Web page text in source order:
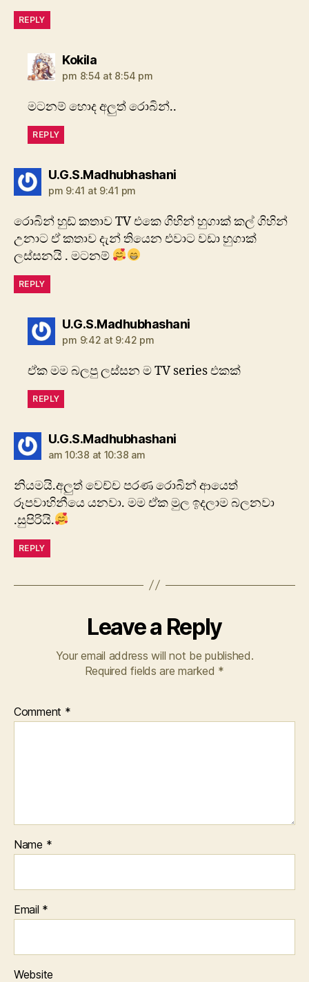
REPLY
Kokilasays:
pm 8:54 at 8:54 pm
මටනම් හොද අලුත් රොබින්..
REPLY
U.G.S.Madhubhashanisays:
pm 9:41 at 9:41 pm
රොබින් හුඩ් කතාව TV එකෙ ගිහින් හුගාක් කල් ගිහින්
උනාට ඒ කතාව දැන් තියෙන එවාට වඩා හුගාක්
ලස්සනයි . මටනම්
REPLY
U.G.S.Madhubhashanisays:
pm 9:42 at 9:42 pm
ඒක මම බලපු ලස්සන ම TV series එකක්
REPLY
U.G.S.Madhubhashanisays:
am 10:38 at 10:38 am
නියමයි.අලුත් වෙච්ච පරණ රොබින් ආයෙත්
රූපවාහිනීයෙ යනවා. මම ඒක මුල ඉදලාම බලනවා
.සුපිරියි.
REPLY
Leave a Reply
Your email address will not be published.
Required fields are marked *
Comment *
Name *
Email *
Website